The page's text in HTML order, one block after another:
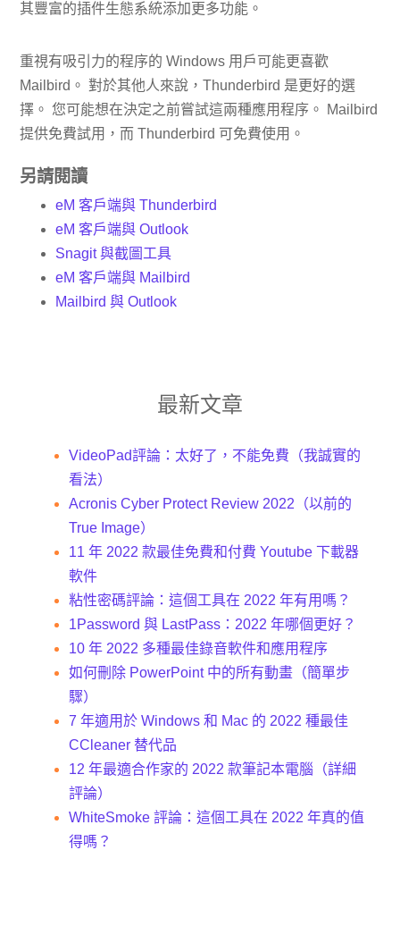
其豐富的插件生態系統添加更多功能。
重視有吸引力的程序的 Windows 用戶可能更喜歡
Mailbird。 對於其他人來說，Thunderbird 是更好的選
擇。 您可能想在決定之前嘗試這兩種應用程序。 Mailbird
提供免費試用，而 Thunderbird 可免費使用。
另請閱讀
eM 客戶端與 Thunderbird
eM 客戶端與 Outlook
Snagit 與截圖工具
eM 客戶端與 Mailbird
Mailbird 與 Outlook
最新文章
VideoPad評論：太好了，不能免費（我誠實的
看法）
Acronis Cyber​​ Protect Review 2022（以前的
True Image）
11 年 2022 款最佳免費和付費 Youtube 下載器
軟件
粘性密碼評論：這個工具在 2022 年有用嗎？
1Password 與 LastPass：2022 年哪個更好？
10 年 2022 多種最佳錄音軟件和應用程序
如何刪除 PowerPoint 中的所有動畫（簡單步
驟）
7 年適用於 Windows 和 Mac 的 2022 種最佳
CCleaner 替代品
12 年最適合作家的 2022 款筆記本電腦（詳細
評論）
WhiteSmoke 評論：這個工具在 2022 年真的值
得嗎？